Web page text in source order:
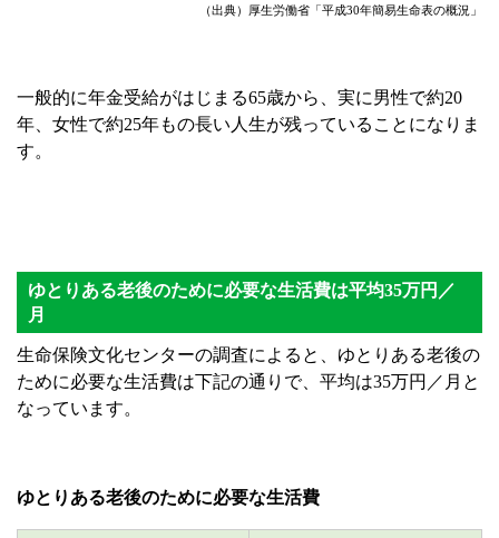
（出典）厚生労働省「平成30年簡易生命表の概況」
一般的に年金受給がはじまる65歳から、実に男性で約20
年、女性で約25年もの長い人生が残っていることになりま
す。
ゆとりある老後のために必要な生活費は平均35万円／
月
生命保険文化センターの調査によると、ゆとりある老後の
ために必要な生活費は下記の通りで、平均は35万円／月と
なっています。
ゆとりある老後のために必要な生活費